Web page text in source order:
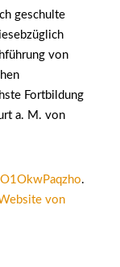
geschulte
von
Fortbildung
a. M. von
.
von